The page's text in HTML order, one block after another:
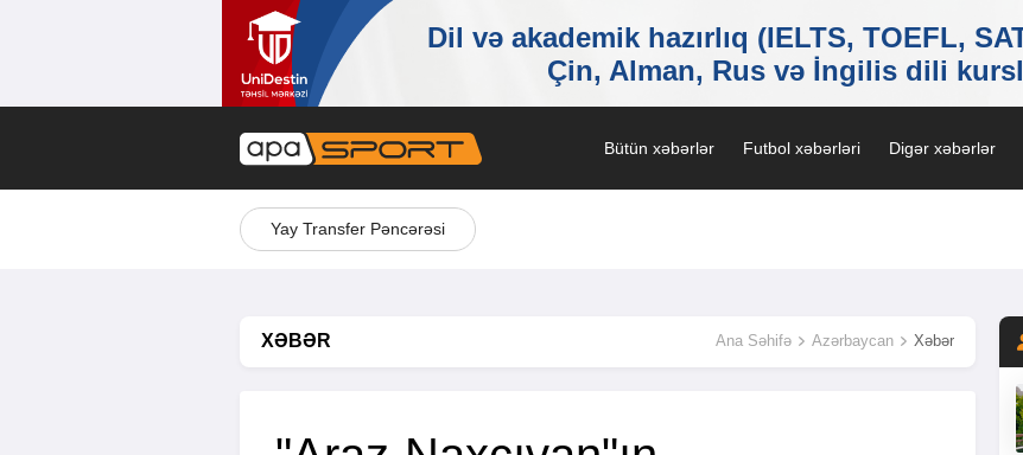
Bütün xəbərlər Futbol xəbərləri Digər xəbərlər
Yay Transfer Pəncərəsi
XƏBƏR Ana Səhifə Azərbaycan Xəbər